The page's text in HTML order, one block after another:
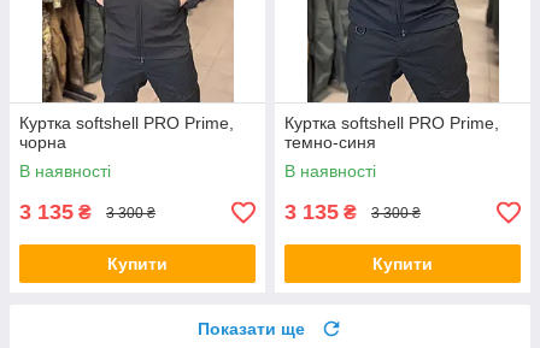
Куртка softshell PRO Prime,
чорна
В наявності
3 135 ₴ 3 300 ₴
Купити
Куртка softshell PRO Prime,
темно-синя
В наявності
3 135 ₴ 3 300 ₴
Купити
Показати ще